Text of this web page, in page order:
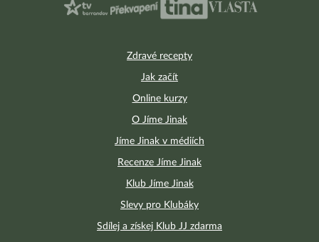
Zdravé recepty
Jak začít
Online kurzy
O Jíme Jinak
Jíme Jinak v médiích
Recenze Jíme Jinak
Klub Jíme Jinak
Slevy pro Klubáky
Sdílej a získej Klub JJ zdarma